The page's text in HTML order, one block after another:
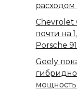
расходом
Chevrolet
почти на
Porsche
Geely